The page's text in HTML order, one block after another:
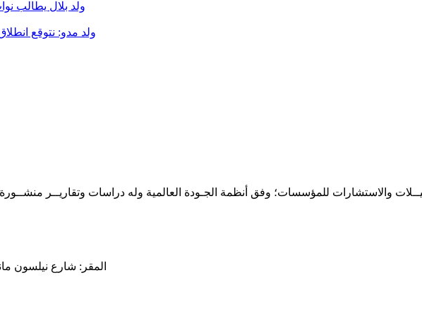
ولد بلال يطالب
ولد مدو: نتوقع
والاستشارات للمؤسسات؛ وفق أنظمة الجـودة العالمية وله دراسات وتقاريــر